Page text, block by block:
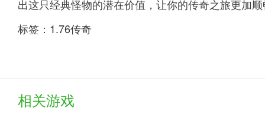
出这只经典怪物的潜在价值，让你的传奇之旅更加
标签： 1.76传奇
相关游戏